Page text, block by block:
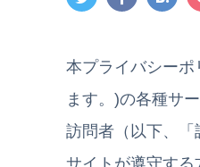
本プライバシーポ
ます。)の各種サ
訪問者（以下、
サイトが遵守する